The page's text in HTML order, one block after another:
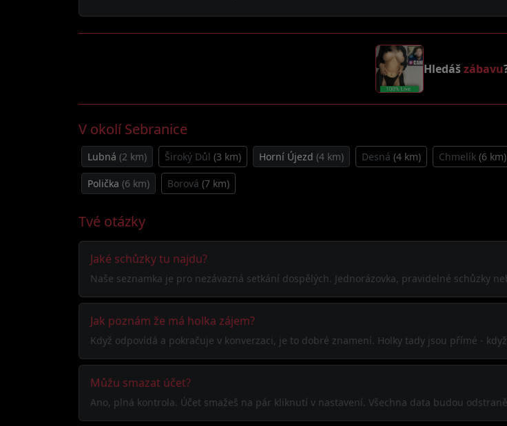
Hledášzábavu
V okolí Sebranice
Lubná (2 km) Široký Důl (3 km) Horní Újezd (4 km) Desná (4 km) Chmelík (6 km)
Polička (6 km) Borová (7 km)
Tvé otázky
Jaké schůzky tu najdu?
Naše seznamka je pro nezávazná setkání dospělých. Jednorázovka, pravidelné schůzky
Jak poznám že má holka zájem?
Když odpovídá a pokračuje v konverzaci, je to dobré znamení. Holky tady jsou přímé -
Můžu smazat účet?
Ano, plná kontrola. Účet smažeš na pár kliknutí v nastavení. Všechna data budou